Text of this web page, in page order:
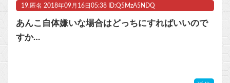
19. 匿名 2018年09月16日05:38 ID:Q5MzA5NDQ
あんこ自体嫌いな場合はどっちにすればいいので
すか…